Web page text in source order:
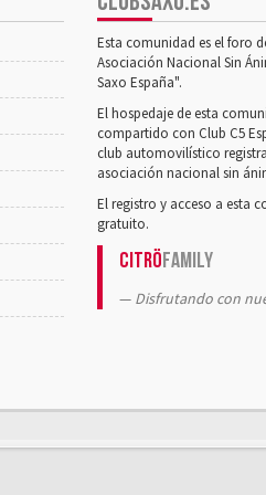
Esta comunidad es el foro
Asociación Nacional Sin
Saxo España".
El hospedaje de esta
compartido con Club C5
club automovilístico
asociación nacional sin
El registro y acceso a esta
gratuito.
CitröFamily
Disfrutando con